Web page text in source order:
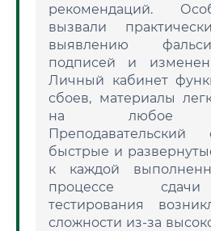
рекомендаций.
вызвали
выявлению
подписей и
Личный кабинет
сбоев, материалы
на любое
Преподавательский
быстрые и
к каждой
процессе сдачи
тестирования
сложности из-за